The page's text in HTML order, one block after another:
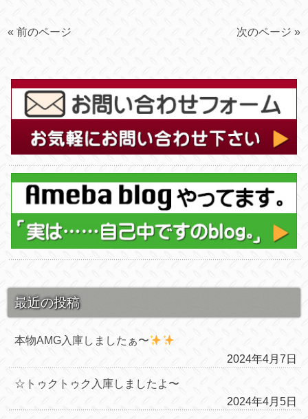
« 前のページ 次のページ »
最近の投稿
本物AMG入庫しましたぁ〜
2024年4月7日
☆トゥクトゥク入庫しましたよ〜
2024年4月5日